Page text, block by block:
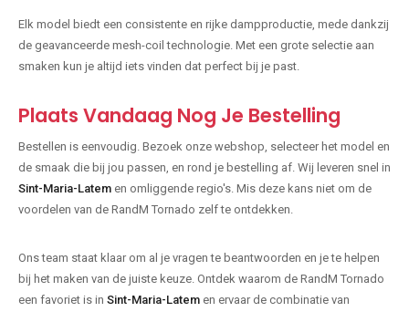
Elk model biedt een consistente en rijke dampproductie, mede dankzij
de geavanceerde mesh-coil technologie. Met een grote selectie aan
smaken kun je altijd iets vinden dat perfect bij je past.
Plaats Vandaag Nog Je Bestelling
Bestellen is eenvoudig. Bezoek onze webshop, selecteer het model en
de smaak die bij jou passen, en rond je bestelling af. Wij leveren snel in
Sint-Maria-Latem en omliggende regio's. Mis deze kans niet om de
voordelen van de RandM Tornado zelf te ontdekken.
Ons team staat klaar om al je vragen te beantwoorden en je te helpen
bij het maken van de juiste keuze. Ontdek waarom de RandM Tornado
een favoriet is in Sint-Maria-Latem en ervaar de combinatie van